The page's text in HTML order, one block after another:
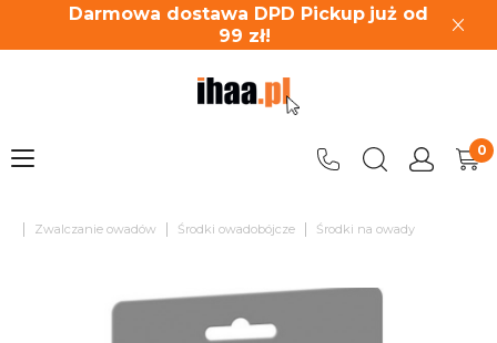
Darmowa dostawa DPD Pickup już od
99 zł!
| Zwalczanie owadów | Środki owadobójcze | Środki na owady